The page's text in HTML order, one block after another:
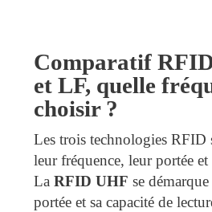
Comparatif
et LF, quelle
choisir ?
Les trois technologies RFID
leur fréquence, leur portée et
La RFID UHF se
portée et sa capacité de